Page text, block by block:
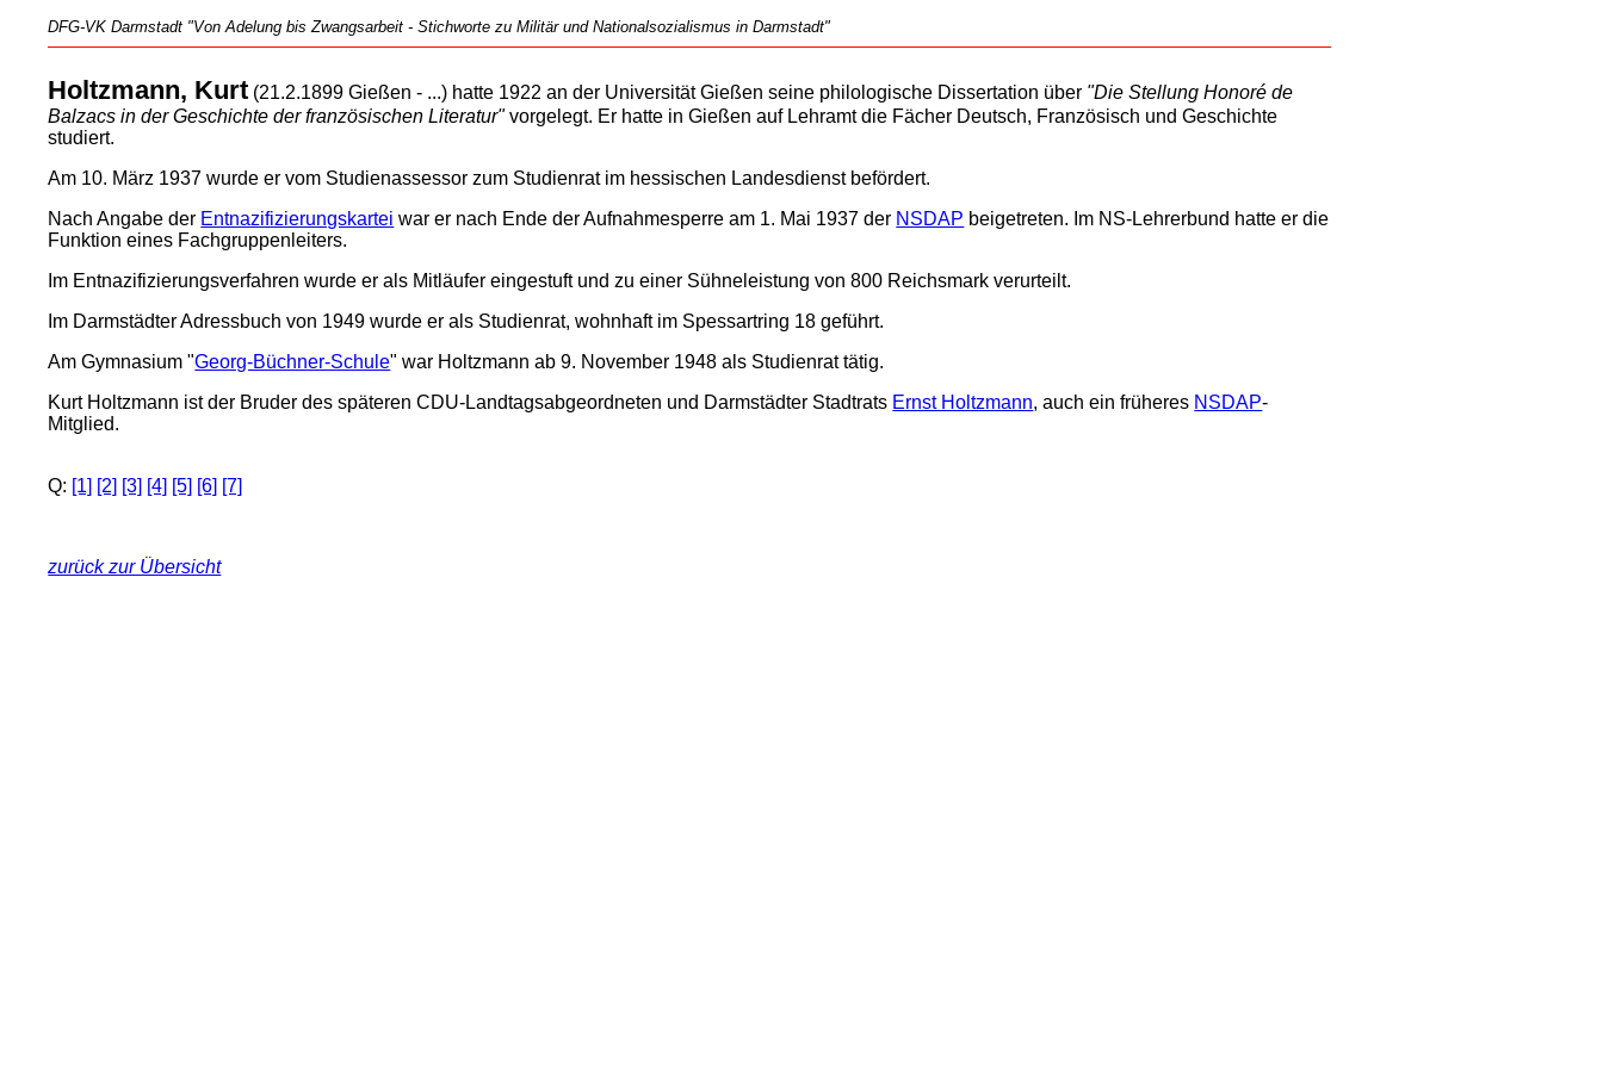
DFG-VK Darmstadt "Von Adelung bis Zwangsarbeit - Stichworte zu Militär und Nationalsozialismus in Darmstadt"
Holtzmann, Kurt (21.2.1899 Gießen - ...) hatte 1922 an der Universität Gießen seine philologische Dissertation über "Die Stellung Honoré de
Balzacs in der Geschichte der französischen Literatur"vorgelegt. Er hatte in Gießen auf Lehramt die Fächer Deutsch, Französisch und Geschichte
studiert.
Am 10. März 1937 wurde er vom Studienassessor zum Studienrat im hessischen Landesdienst befördert.
Nach Angabe der Entnazifizierungskartei war er nach Ende der Aufnahmesperre am 1. Mai 1937 der NSDAP beigetreten. Im NS-Lehrerbund hatte er die
Funktion eines Fachgruppenleiters.
Im Entnazifizierungsverfahren wurde er als Mitläufer eingestuft und zu einer Sühneleistung von 800 Reichsmark verurteilt.
Im Darmstädter Adressbuch von 1949 wurde er als Studienrat, wohnhaft im Spessartring 18 geführt.
Am Gymnasium "Georg-Büchner-Schule" war Holtzmann ab 9. November 1948 als Studienrat tätig.
Kurt Holtzmann ist der Bruder des späteren CDU-Landtagsabgeordneten und Darmstädter Stadtrats Ernst Holtzmann, auch ein früheres NSDAP-
Mitglied.
Q: [1] [2] [3] [4] [5] [6] [7]
zurück zur Übersicht